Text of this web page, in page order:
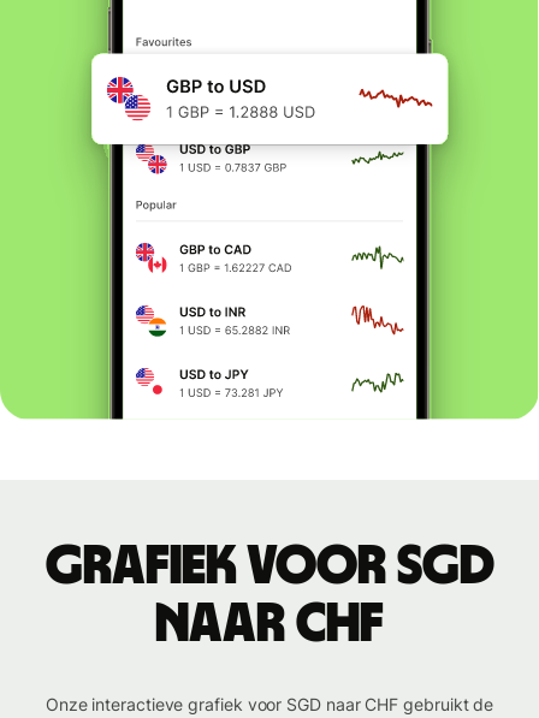
Grafiek voor SGD
naar CHF
Onze interactieve grafiek voor SGD naar CHF gebruikt de